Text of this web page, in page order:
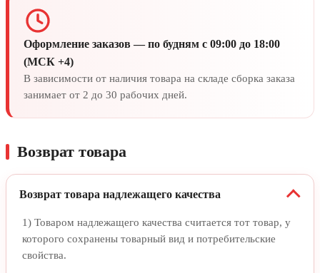
Оформление заказов — по будням с 09:00 до 18:00
(МСК +4)
В зависимости от наличия товара на складе сборка заказа
занимает от 2 до 30 рабочих дней.
Возврат товара
Возврат товара надлежащего качества
1) Товаром надлежащего качества считается тот товар, у
которого сохранены товарный вид и потребительские
свойства.